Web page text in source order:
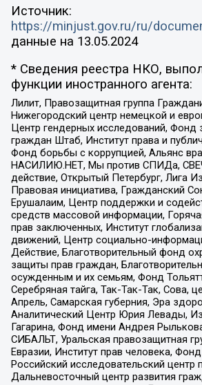
Источник:
https://minjust.gov.ru/ru/
данные на 13.05.2024
* Сведения реестра НКО,
функции иностранного агента:
Лилит, Правозащитная группа
Нижегородский центр немецкой и
Центр гендерных исследований, Фонд
граждан Штаб, Институт права и
Фонд борьбы с коррупцией, Альянс
НАСИЛИЮ.НЕТ, Мы против СПИДа,
действие, Открытый Петербург, Лига
Правовая инициатива, Гражданский
Ерушалаим, Центр поддержки и
средств массовой информации,
прав заключенных, Институт
движений, Центр социально-
Действие, Благотворительный фонд
защиты прав граждан,
осужденным и их семьям, Фонд
Серебряная тайга, Так-Так-Так, Сова,
Апрель, Самарская губерния, Эра
Аналитический Центр Юрия Левады,
Гагарина, Фонд имени Андрея
СИБАЛЬТ, Уральская правозащитная
Евразии, Институт прав человека,
Российский исследовательский центр
Дальневосточный центр развития